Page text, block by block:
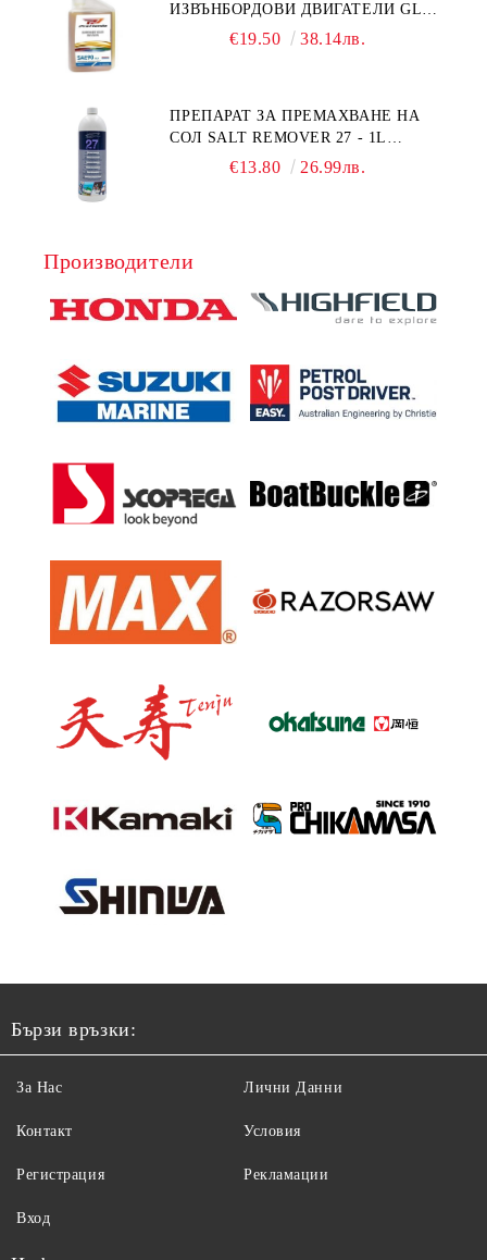
ИЗВЪНБОРДОВИ ДВИГАТЕЛИ GL4
HONDA MARINE 08251-999-102PRO
€19.50 38.14лв.
ПРЕПАРАТ ЗА ПРЕМАХВАНЕ НА
СОЛ SALT REMOVER 27 - 1L
NAUTIC CLEAN
€13.80 26.99лв.
Производители
Бързи връзки:
За Нас
Контакт
Регистрация
Вход
Лични Данни
Условия
Рекламации